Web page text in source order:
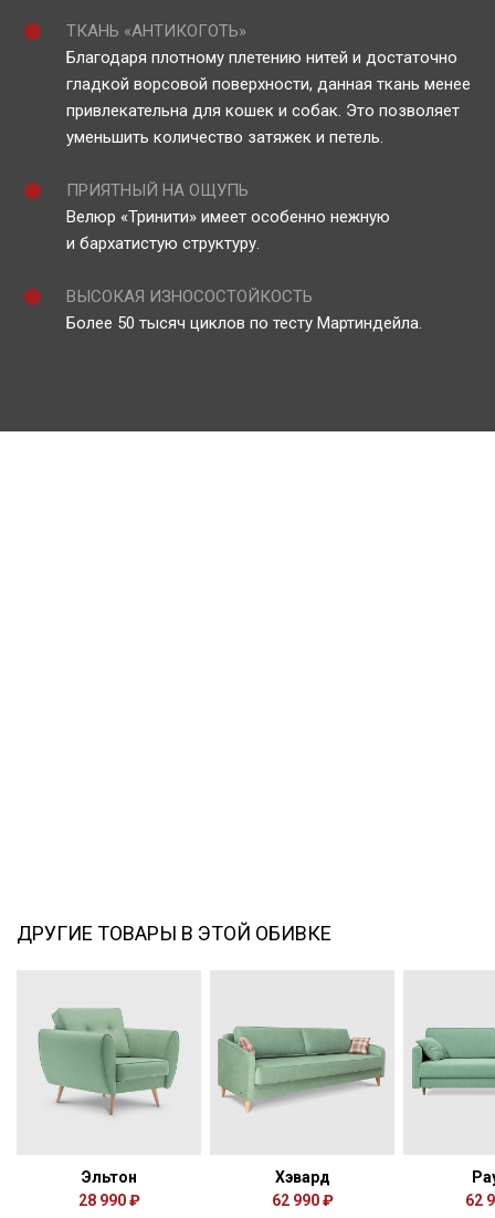
ТКАНЬ «АНТИКОГОТЬ»
Благодаря плотному плетению нитей и достаточно
гладкой ворсовой поверхности, данная ткань менее
привлекательна для кошек и собак. Это позволяет
уменьшить количество затяжек и петель.
ПРИЯТНЫЙ НА ОЩУПЬ
Велюр «Тринити» имеет особенно нежную
и бархатистую структуру.
ВЫСОКАЯ ИЗНОСОСТОЙКОСТЬ
Более 50 тысяч циклов по тесту Мартиндейла.
ДРУГИЕ ТОВАРЫ В ЭТОЙ ОБИВКЕ
Эльтон
28 990 ₽
Хэвард
62 990 ₽
62